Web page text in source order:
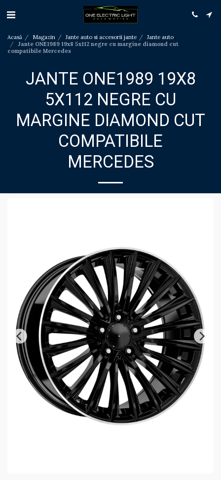
Acasă Magazin Jante auto si accesorii jante
Jante auto
Jante ONE1989 19x8 5x112 negre cu margine diamond cut
compatibile Mercedes
JANTE ONE1989 19X8
5X112 NEGRE CU
MARGINE DIAMOND CUT
COMPATIBILE
MERCEDES